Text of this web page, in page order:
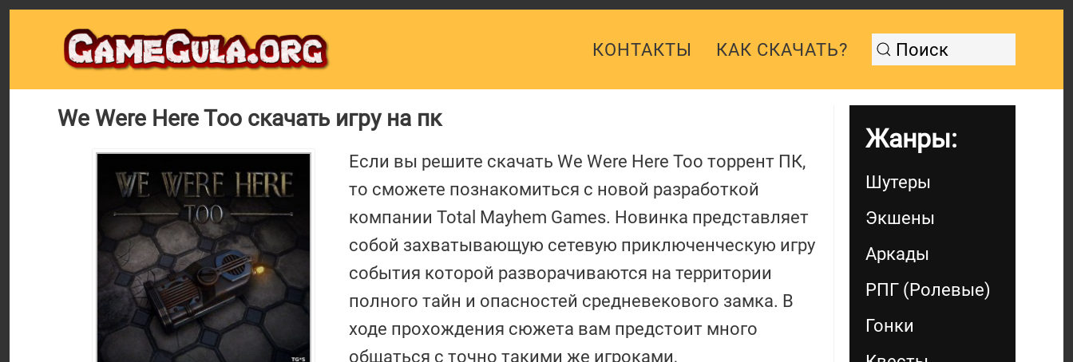
КОНТАКТЫ КАК СКАЧАТЬ?
We Were Here Too скачать игру на пк
Если вы решите скачать We Were Here Too торрент ПК,
то сможете познакомиться с новой разработкой
компании Total Mayhem Games. Новинка представляет
собой захватывающую сетевую приключенческую игру
события которой разворачиваются на территории
полного тайн и опасностей средневекового замка. В
ходе прохождения сюжета вам предстоит много
общаться с точно такими же игроками,
Жанры:
Шутеры
Экшены
Аркады
РПГ (Ролевые)
Гонки